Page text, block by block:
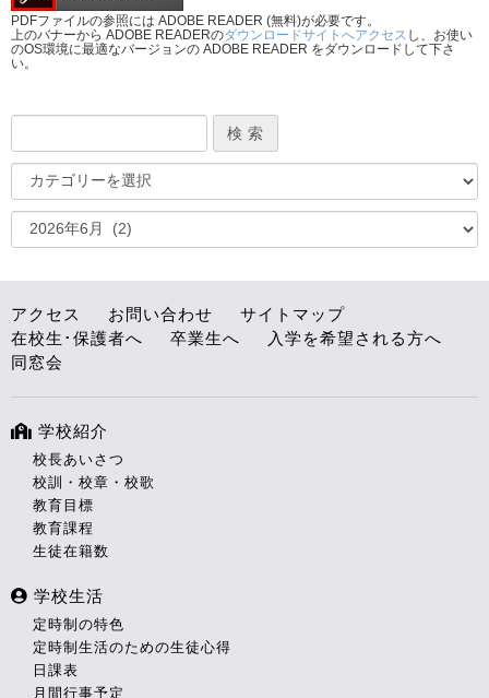
PDFファイルの参照には ADOBE READER (無料)が必要です。
上のバナーから ADOBE READERのダウンロードサイトへアクセス し、お使い
のOS環境に最適なバージョンの ADOBE READER をダウンロードして下さ
い。
アクセス お問い合わせ
サイトマップ
在校生･保護者へ
卒業生へ
入学を希望される方へ
同窓会
学校紹介
校長あいさつ
校訓・校章・校歌
教育目標
教育課程
生徒在籍数
学校生活
定時制の特色
定時制生活のための生徒心得
日課表
月間行事予定